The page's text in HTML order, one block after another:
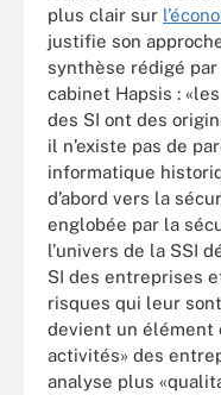
plus clair sur
justifie son
synthèse rédigé
cabinet Hapsis :
des SI ont des
il n’existe pas de
informatique
d’abord vers la
englobée par la
l’univers de la SSI
SI des entreprises
risques qui leur
devient un élément
activités» des
analyse plus